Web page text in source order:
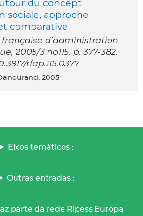
du concept
sociale, approche
comparative
française d’administration
2005/3 no115, p. 377-382.
rfap.115.0377
2005
Eixos temáticos :
Outras entradas :
parte da rede Ripess Europa